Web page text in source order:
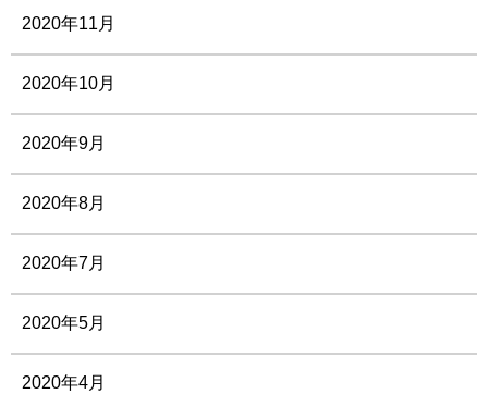
2020年11月
2020年10月
2020年9月
2020年8月
2020年7月
2020年5月
2020年4月